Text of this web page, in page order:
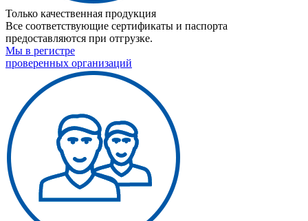
Только качественная продукция
Все соответствующие сертификаты и паспорта
предоставляются при отгрузке.
Мы в регистре
проверенных организаций